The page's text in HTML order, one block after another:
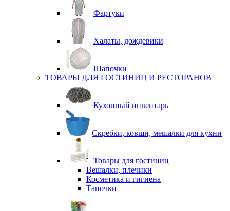
Фартуки
Халаты, дождевики
Шапочки
ТОВАРЫ ДЛЯ ГОСТИНИЦ И РЕСТОРАНОВ
Кухонный инвентарь
Скребки, ковши, мешалки для кухни
Товары для гостиниц
Вешалки, плечики
Косметика и гигиена
Тапочки